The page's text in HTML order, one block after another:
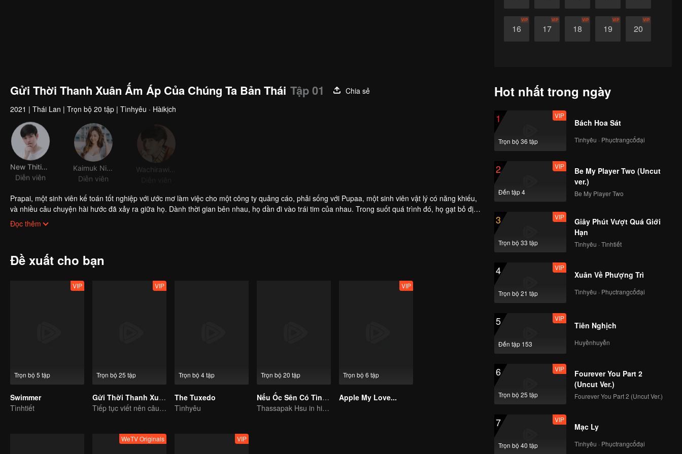
16
VIP
17
VIP
18
VIP
19
VIP
20
VIP
Gửi Thời Thanh Xuân Ấm Áp Của Chúng Ta Bản Thái Tập 01
Chia sẻ
2021 | Thái Lan | Trọn bộ 20 tập | Tìnhyêu · Hàikịch
Diễn viên
Diễn viên
Prapai, một sinh viên kế toán tốt nghiệp với ước mơ làm việc cho một công ty quảng cáo, phải sống với Pupaa, một sinh viên vật lý có năng khiếu,
và nhiều câu chuyện hài hước đã xảy ra giữa họ. Dành thời gian bên nhau, họ dần đi vào trái tim của nhau. Trong suốt quá trình đó, họ gạt bỏ định
kiến sang một bên, động viên nhau vượt qua mọi khó khăn trong mối quan hệ, tìm hướng đi mới trong sự nghiệp và hoạch định cuộc sống, và cuối
cùng là thu hoạch tình yêu.
Đọc thêm
Đề xuất cho bạn
Trọn bộ 5 tập
VIP
Swimmer
Tìnhtiết
Trọn bộ 25 tập
VIP
Gửi Thời Thanh Xuân Ấm Áp Của Chúng Ta
Tiếp tục viết nên câu chuyện của tuổi thanh xuân ngọt ngào ấm áp
Trọn bộ 4 tập
The Tuxedo
Tìnhyêu
Trọn bộ 20 tập
Nếu Ốc Sên Có Tình Yêu (Bản Thái)
Thassapak Hsu in his leading role in this series featuring two ace investigators
Trọn bộ 6 tập
VIP
Apple My Love...
WeTV Originals VIP
Hot nhất trong ngày
1
Trọn bộ 36 tập
VIP
Bách Hoa Sát
Tìnhyêu · Phụctrangcổđại
2
Đến tập 4
VIP
Be My Player Two (Uncut
ver.)
Be My Player Two
3
Trọn bộ 33 tập
VIP
Giây Phút Vượt Quá Giới
Hạn
Tìnhyêu · Tìnhtiết
4
Trọn bộ 21 tập
VIP
Xuân Về Phượng Trì
Tìnhyêu · Phụctrangcổđại
5
Đến tập 153
VIP
Tiên Nghịch
Huyềnhuyễn
6
Trọn bộ 25 tập
VIP
Fourever You Part 2
(Uncut Ver.)
Fourever You Part 2 (Uncut Ver.)
7
Trọn bộ 40 tập
VIP
Mạc Ly
Tìnhyêu · Phụctrangcổđại